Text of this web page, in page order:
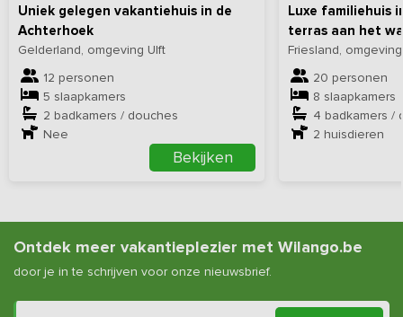
Uniek gelegen vakantiehuis in de
Achterhoek
Gelderland, omgeving Ulft
12 personen
5 slaapkamers
2 badkamers / douches
Nee
Bekijken
Luxe familiehuis
terras aan het
Friesland,
20 personen
8 slaapkamers
4 badkamers /
2 huisdieren
Ontdek meer vakantieplezier met Wilango.be
door je in te schrijven voor onze nieuwsbrief.